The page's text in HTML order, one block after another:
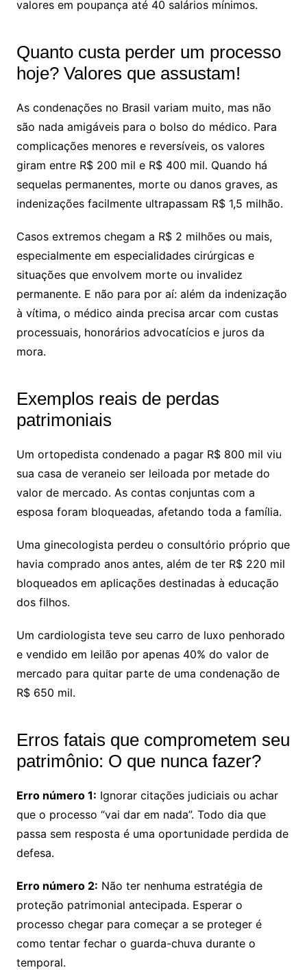
valores em poupança até 40 salários mínimos.
Quanto custa perder um processo
hoje? Valores que assustam!
As condenações no Brasil variam muito, mas não
são nada amigáveis para o bolso do médico. Para
complicações menores e reversíveis, os valores
giram entre R$ 200 mil e R$ 400 mil. Quando há
sequelas permanentes, morte ou danos graves, as
indenizações facilmente ultrapassam R$ 1,5 milhão.
Casos extremos chegam a R$ 2 milhões ou mais,
especialmente em especialidades cirúrgicas e
situações que envolvem morte ou invalidez
permanente. E não para por aí: além da indenização
à vítima, o médico ainda precisa arcar com custas
processuais, honorários advocatícios e juros da
mora.
Exemplos reais de perdas
patrimoniais
Um ortopedista condenado a pagar R$ 800 mil viu
sua casa de veraneio ser leiloada por metade do
valor de mercado. As contas conjuntas com a
esposa foram bloqueadas, afetando toda a família.
Uma ginecologista perdeu o consultório próprio que
havia comprado anos antes, além de ter R$ 220 mil
bloqueados em aplicações destinadas à educação
dos filhos.
Um cardiologista teve seu carro de luxo penhorado
e vendido em leilão por apenas 40% do valor de
mercado para quitar parte de uma condenação de
R$ 650 mil.
Erros fatais que comprometem seu
patrimônio: O que nunca fazer?
Erro número 1: Ignorar citações judiciais ou achar
que o processo “vai dar em nada”. Todo dia que
passa sem resposta é uma oportunidade perdida de
defesa.
Erro número 2: Não ter nenhuma estratégia de
proteção patrimonial antecipada. Esperar o
processo chegar para começar a se proteger é
como tentar fechar o guarda-chuva durante o
temporal.